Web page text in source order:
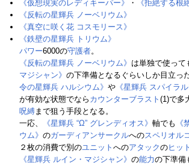
《仮想現実のレディキーパー》 ・
《拒絶する根
《反転の星輝兵 ノーベリウム》
《真空に咲く花 コスモリース》
《鉄壁の星輝兵 トリウム》
パワー6000の守護者。
《反転の星輝兵 ノーベリウム》 は単独で使って
マジシャン》 の下準備となるぐらいしか目立っ
令の星輝兵 ハルシウム》 や 《星輝兵 スパイラル
が有効な状態でなら カウンターブラスト (1)で多
呪縛まで狙う手段となる。
一応、
《星輝兵 “Ω” グレンディオス》 軸でも 《
ウム》 のガーディアンサークルへのスペリオル
２枚の消費で別のユニット へのアタックのヒット
《星輝兵 ルイン・マジシャン》 の能力の下準備